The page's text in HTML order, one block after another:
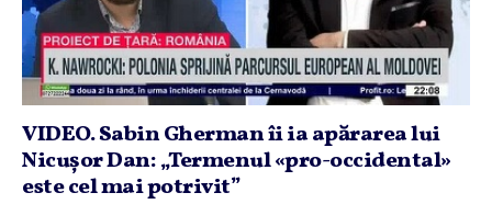
VIDEO. Sabin Gherman îi ia apărarea lui
Nicuşor Dan: „Termenul «pro-occidental»
este cel mai potrivit”